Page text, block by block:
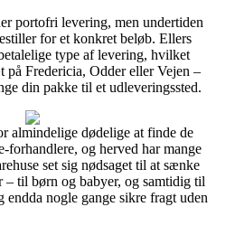
portofri levering, men undertiden
for et konkret beløb. Ellers
type af levering, hvilket
på Fredericia, Odder eller Vejen –
din pakke til et udleveringssted.
almindelige dødelige at finde de
forhandlere, og herved har mange
set sig nødsaget til at sænke
– til børn og babyer, og samtidig til
nogle gange sikre fragt uden